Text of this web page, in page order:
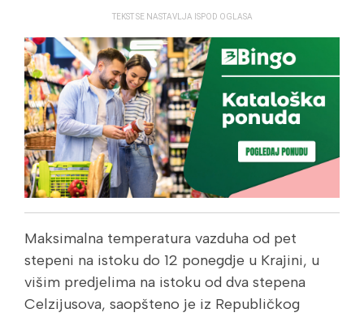
TEKST SE NASTAVLJA ISPOD OGLASA
Maksimalna temperatura vazduha od pet
stepeni na istoku do 12 ponegdje u Krajini, u
višim predjelima na istoku od dva stepena
Celzijusova, saopšteno je iz Republičkog